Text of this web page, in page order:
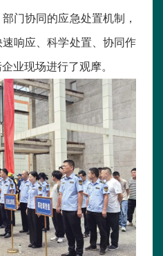
门协同的应急处置机制，
响应、科学处置、协同作
业现场进行了观摩。